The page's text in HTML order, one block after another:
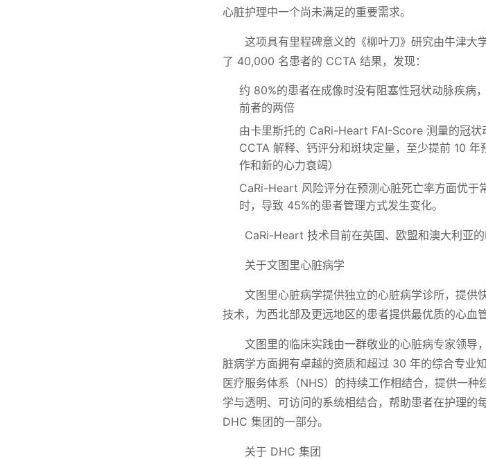
心脏护理中一个尚未满足的重要需求。
这项具有里程碑意义的《柳叶刀》研究由牛津大
了 40,000 名患者的 CCTA 结果，发现：
约 80%的患者在成像时没有阻塞性冠状动脉疾病
前者的两倍
由卡里斯托的 CaRi-Heart FAI-Score 测量的冠
CCTA 解释、钙评分和斑块定量，至少提前 10
作和新的心力衰竭）
CaRi-Heart 风险评分在预测心脏死亡率方面优于
时，导致 45%的患者管理方式发生变化。
CaRi-Heart 技术目前在英国、欧盟和澳大利亚的
关于文图里心脏病学
文图里心脏病学提供独立的心脏病学诊所，提供
技术，为西北部及更远地区的患者提供最优质的心血
文图里的临床实践由一群敬业的心脏病专家领导
脏病学方面拥有卓越的资质和超过 30 年的综合专业
医疗服务体系（NHS）的持续工作相结合，提供一种
学与透明、可访问的系统相结合，帮助患者在护理的
DHC 集团的一部分。
关于 DHC 集团